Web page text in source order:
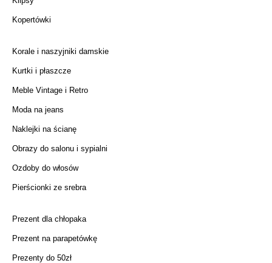
Kopertówki
Korale i naszyjniki damskie
Kurtki i płaszcze
Meble Vintage i Retro
Moda na jeans
Naklejki na ścianę
Obrazy do salonu i sypialni
Ozdoby do włosów
Pierścionki ze srebra
Prezent dla chłopaka
Prezent na parapetówkę
Prezenty do 50zł